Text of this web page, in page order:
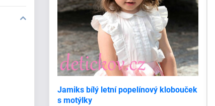
Jamiks bílý letní popelínový klobouček
s motýlky